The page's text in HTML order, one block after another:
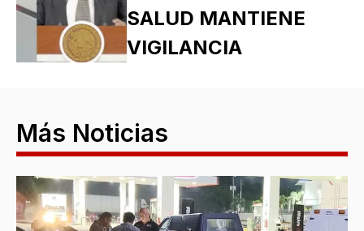
SALUD MANTIENE
VIGILANCIA
Más Noticias